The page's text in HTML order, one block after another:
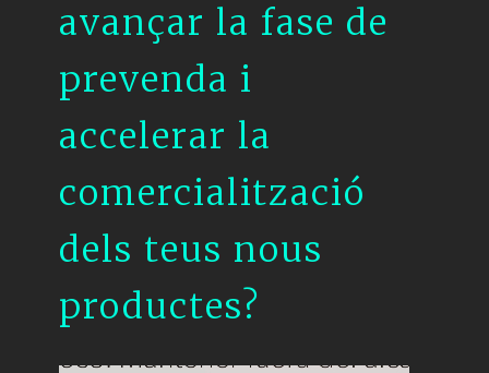
avançar la fase de
prevenda i
accelerar la
comercialització
dels teus nous
productes?